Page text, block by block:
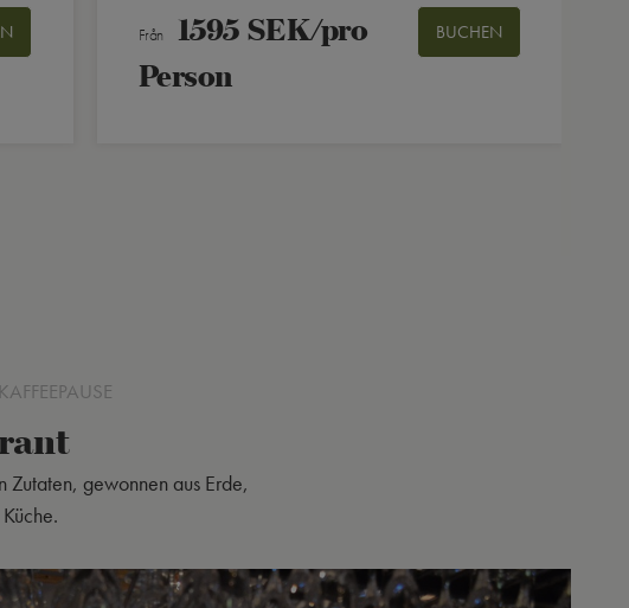
Från
1595 SEK/pro
Person
BUCHEN
Zutaten, gewonnen aus Erde,